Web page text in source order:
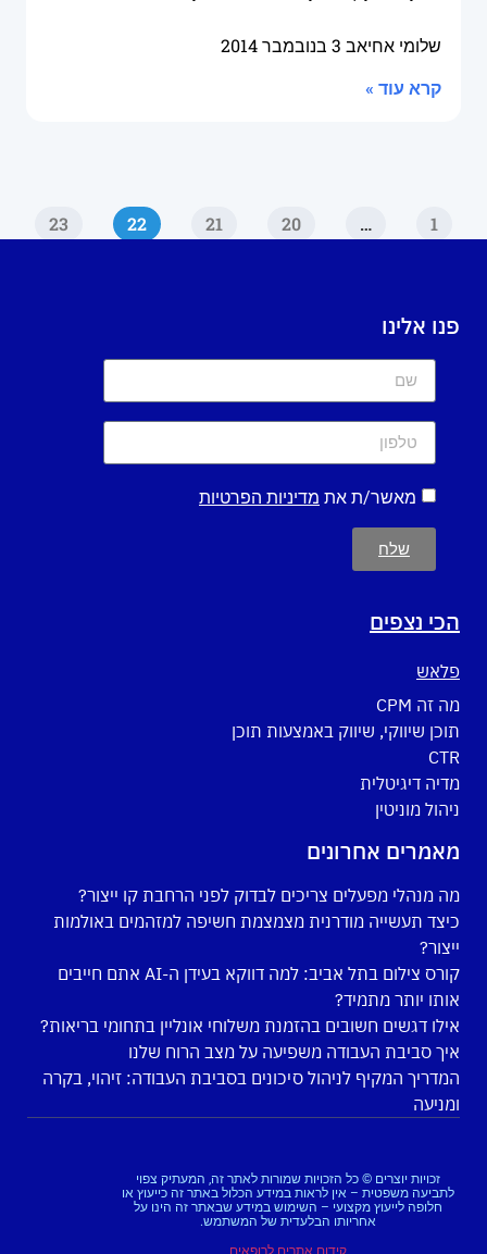
שלומי אחיאב 3 בנובמבר 2014
קרא עוד »
1
…
20
21
22
23
פנו אלינו
מאשר/ת את מדיניות הפרטיות
שלח
הכי נצפים
פלאש
מה זה CPM
תוכן שיווקי, שיווק באמצעות תוכן
CTR
מדיה דיגיטלית
ניהול מוניטין
מאמרים אחרונים
מה מנהלי מפעלים צריכים לבדוק לפני הרחבת קו ייצור?
כיצד תעשייה מודרנית מצמצמת חשיפה למזהמים באולמות
ייצור?
קורס צילום בתל אביב: למה דווקא בעידן ה-AI אתם חייבים
אותו יותר מתמיד?
אילו דגשים חשובים בהזמנת משלוחי אונליין בתחומי בריאות?
איך סביבת העבודה משפיעה על מצב הרוח שלנו
המדריך המקיף לניהול סיכונים בסביבת העבודה: זיהוי, בקרה
ומניעה
זכויות יוצרים © כל הזכויות שמורות לאתר זה, המעתיק צפוי
לתביעה משפטית – אין לראות במידע הכלול באתר זה כייעוץ או
חלופה לייעוץ מקצועי – השימוש במידע שבאתר זה הינו על
אחריותו הבלעדית של המשתמש.